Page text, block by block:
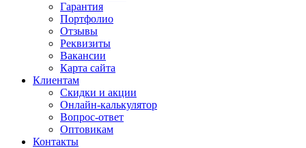
Гарантия
Портфолио
Отзывы
Реквизиты
Вакансии
Карта сайта
Клиентам
Скидки и акции
Онлайн-калькулятор
Вопрос-ответ
Оптовикам
Контакты